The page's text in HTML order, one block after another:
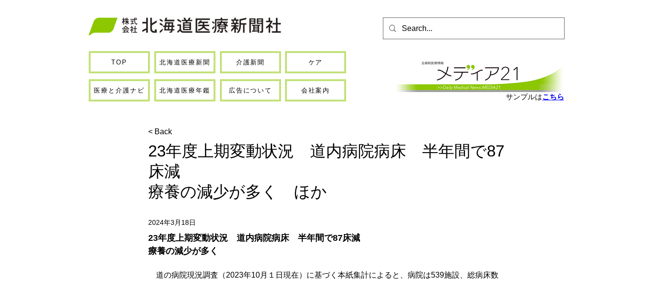
TOP 北海道医療新聞 介護新聞 ケア
医療と介護ナビ 北海道医療年鑑 広告について 会社案内
サンプルはこちら
< Back
23年度上期変動状況 道内病院病床 半年間で87
床減
療養の減少が多く ほか
2024年3月18日
23年度上期変動状況　道内病院病床　半年間で87床減
療養の減少が多く
道の病院現況調査（2023年10月１日現在）に基づく本紙集計によると、病院は539施設、総病床数